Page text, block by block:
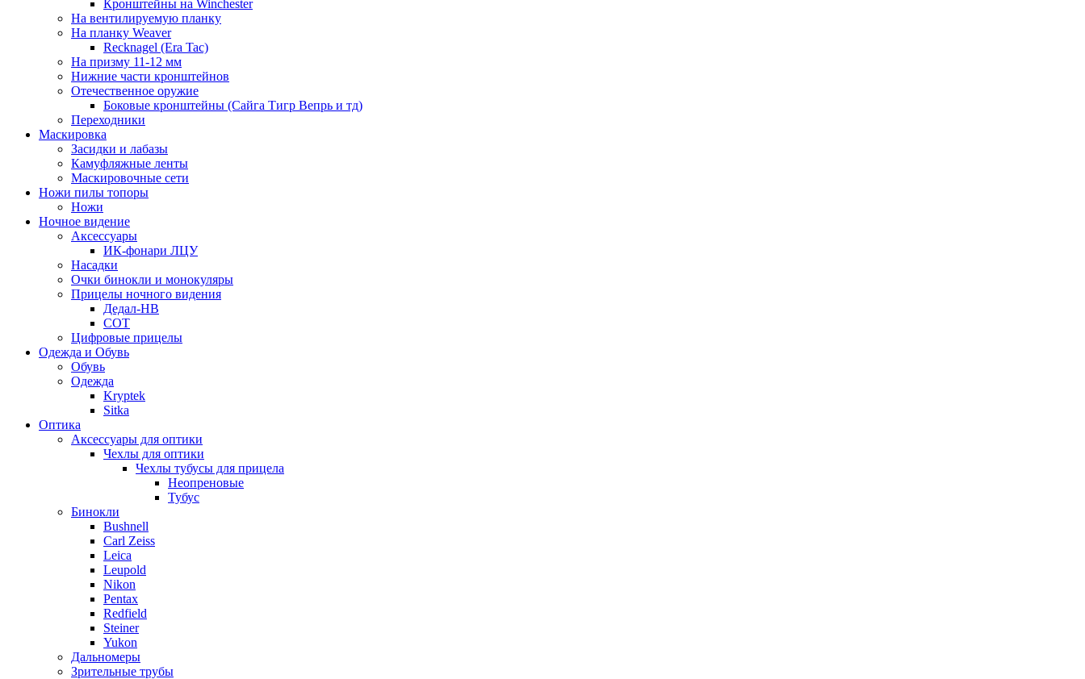
Кронштейны на Winchester
На вентилируемую планку
На планку Weaver
Recknagel (Era Tac)
На призму 11-12 мм
Нижние части кронштейнов
Отечественное оружие
Боковые кронштейны (Сайга Тигр Вепрь и тд)
Переходники
Маскировка
Засидки и лабазы
Камуфляжные ленты
Маскировочные сети
Ножи пилы топоры
Ножи
Ночное видение
Аксессуары
ИК-фонари ЛЦУ
Насадки
Очки бинокли и монокуляры
Прицелы ночного видения
Дедал-НВ
СОТ
Цифровые прицелы
Одежда и Обувь
Обувь
Одежда
Kryptek
Sitka
Оптика
Аксессуары для оптики
Чехлы для оптики
Чехлы тубусы для прицела
Неопреновые
Тубус
Бинокли
Bushnell
Carl Zeiss
Leica
Leupold
Nikon
Pentax
Redfield
Steiner
Yukon
Дальномеры
Зрительные трубы